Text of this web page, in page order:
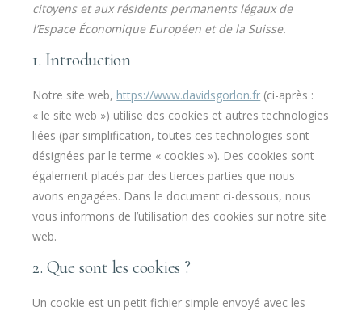
citoyens et aux résidents permanents légaux de
l’Espace Économique Européen et de la Suisse.
1. Introduction
Notre site web, https://www.davidsgorlon.fr (ci-après :
« le site web ») utilise des cookies et autres technologies
liées (par simplification, toutes ces technologies sont
désignées par le terme « cookies »). Des cookies sont
également placés par des tierces parties que nous
avons engagées. Dans le document ci-dessous, nous
vous informons de l’utilisation des cookies sur notre site
web.
2. Que sont les cookies ?
Un cookie est un petit fichier simple envoyé avec les